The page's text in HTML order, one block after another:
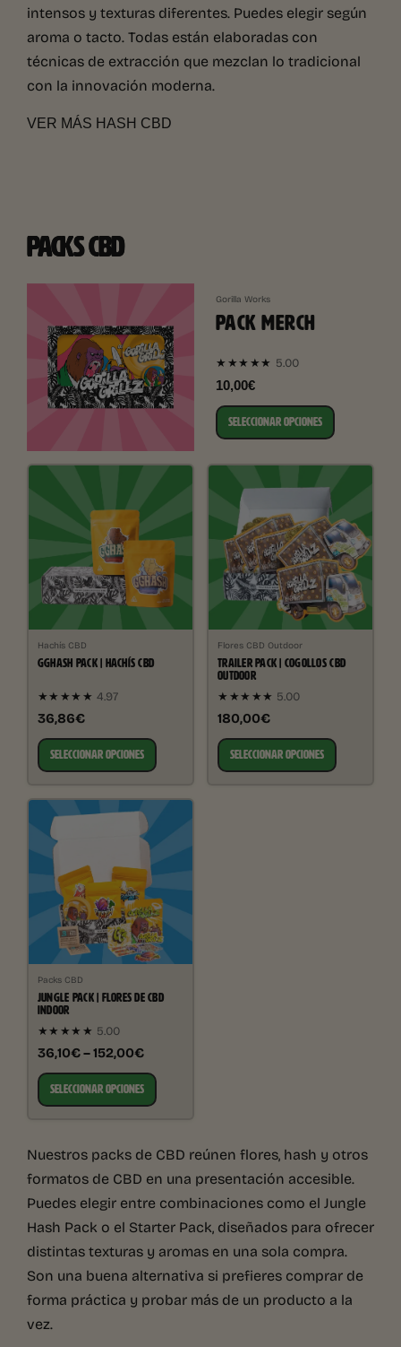
intensos y texturas diferentes. Puedes elegir según
aroma o tacto. Todas están elaboradas con
técnicas de extracción que mezclan lo tradicional
con la innovación moderna.
VER MÁS HASH CBD
PACKS CBD
Gorilla Works
PACK MERCH
★★★★★ 5.00
10,00€
SELECCIONAR OPCIONES
Hachís CBD
GGHASH PACK | HACHÍS CBD
★★★★★ 4.97
36,86€
SELECCIONAR OPCIONES
Flores CBD Outdoor
TRAILER PACK | COGOLLOS CBD
OUTDOOR
★★★★★ 5.00
180,00€
SELECCIONAR OPCIONES
Packs CBD
JUNGLE PACK | FLORES DE CBD
INDOOR
★★★★★ 5.00
36,10€ – 152,00€
SELECCIONAR OPCIONES
Nuestros packs de CBD reúnen flores, hash y otros
formatos de CBD en una presentación accesible.
Puedes elegir entre combinaciones como el Jungle
Hash Pack o el Starter Pack, diseñados para ofrecer
distintas texturas y aromas en una sola compra.
Son una buena alternativa si prefieres comprar de
forma práctica y probar más de un producto a la
vez.